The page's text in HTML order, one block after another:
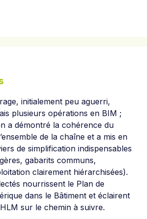
initialement peu aguerri,
plusieurs opérations en BIM ;
a démontré la cohérence du
de la chaîne et a mis en
de simplification indispensables
gabarits communs,
clairement hiérarchisées).
nourrissent le Plan de
dans le Bâtiment et éclairent
sur le chemin à suivre.